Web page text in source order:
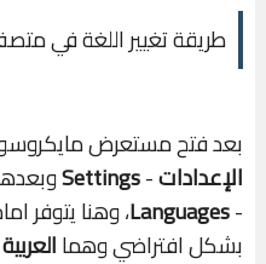
طريقة تغيير اللغة في
بعد فتح مستعرض
الإعدادات-
Settings
-
Languages، وهنا يتوفر
بشكل افتراضي وهماالعربية